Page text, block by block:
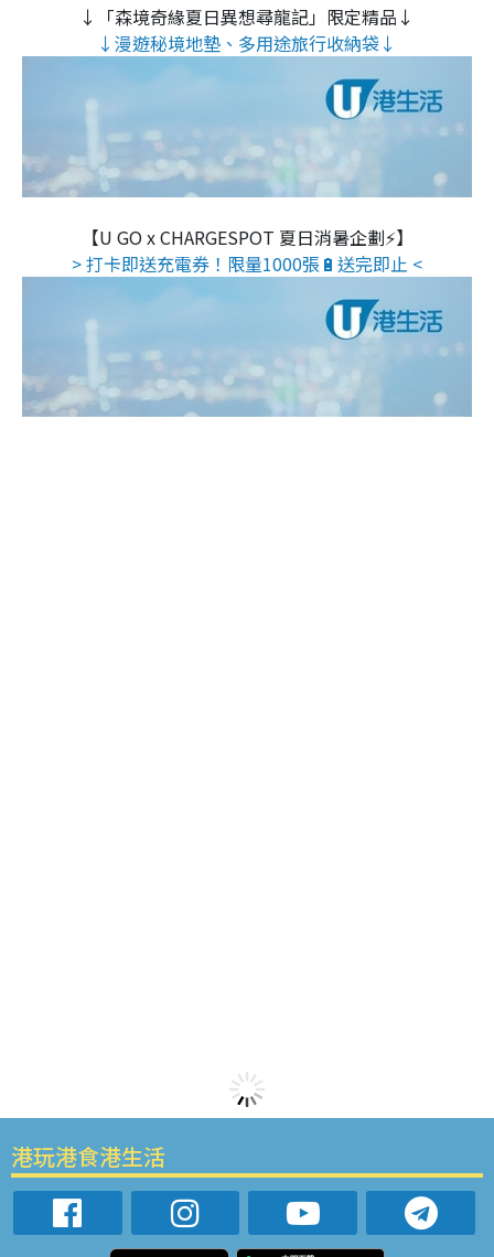
↓「森境奇緣夏日異想尋龍記」限定精品↓
↓漫遊秘境地墊、多用途旅行收納袋↓
【U GO x CHARGESPOT 夏日消暑企劃⚡】
> 打卡即送充電券！限量1000張🔋送完即止 <
港玩港食港生活